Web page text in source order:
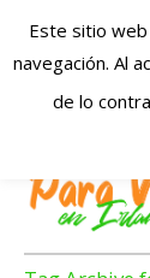
Este sitio
navegación. Al
de lo